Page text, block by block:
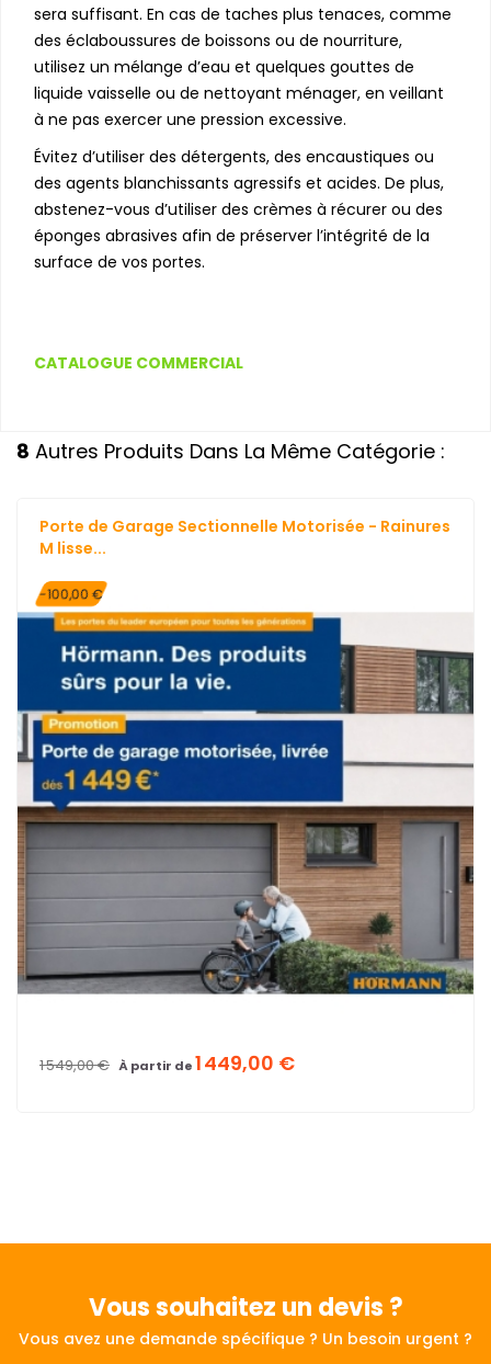
sera suffisant. En cas de taches plus tenaces, comme
des éclaboussures de boissons ou de nourriture,
utilisez un mélange d’eau et quelques gouttes de
liquide vaisselle ou de nettoyant ménager, en veillant
à ne pas exercer une pression excessive.
Évitez d’utiliser des détergents, des encaustiques ou
des agents blanchissants agressifs et acides. De plus,
abstenez-vous d’utiliser des crèmes à récurer ou des
éponges abrasives afin de préserver l’intégrité de la
surface de vos portes.
CATALOGUE COMMERCIAL
8 Autres Produits Dans La Même Catégorie :
Porte de Garage Sectionnelle Motorisée - Rainures
M lisse...
-100,00 €
1 549,00 € À partir de1 449,00 €
Vous souhaitez un devis ?
Vous avez une demande spécifique ? Un besoin urgent ?